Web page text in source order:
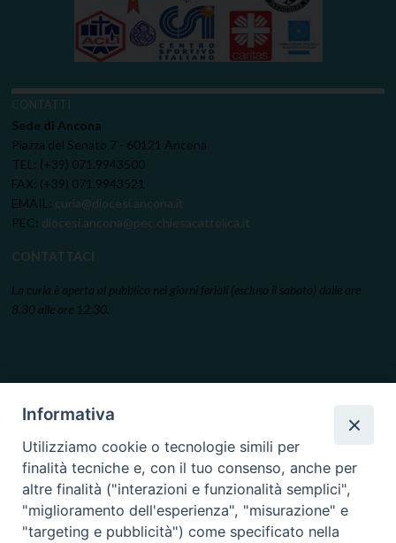
CONTATTI
Sede di Ancona
Piazza del Senato 7 - 60121 Ancona
TEL: (+39) 071.9943500
FAX: (+39) 071.9943521
EMAIL: curia@diocesi.ancona.it
PEC: diocesi.ancona@pec.chiesacattolica.it
CONTATTACI
La curia è aperta al pubblico nei giorni feriali (escluso il sabato) dalle ore
8.30 alle ore 12.30.
Informativa
Utilizziamo cookie o tecnologie simili per
finalità tecniche e, con il tuo consenso, anche per
altre finalità ("interazioni e funzionalità semplici",
"miglioramento dell'esperienza", "misurazione" e
"targeting e pubblicità") come specificato nella